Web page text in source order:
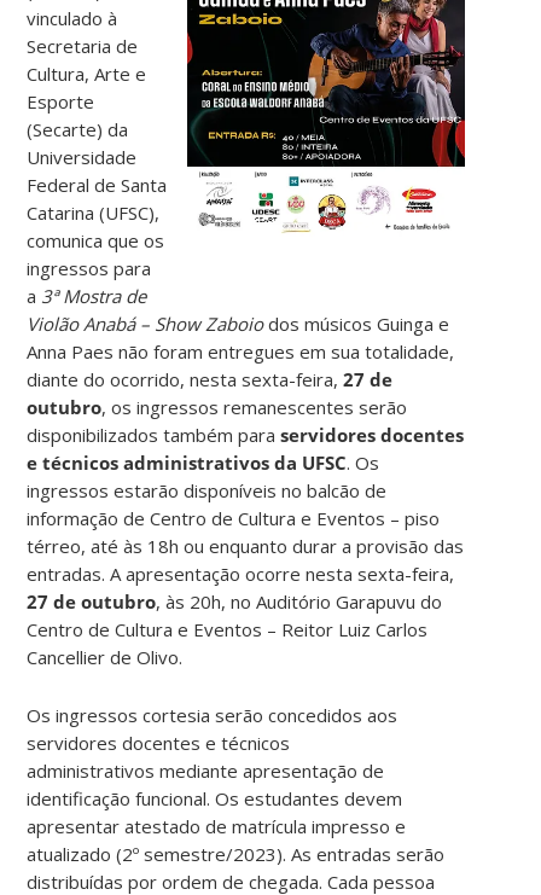
vinculado à
Secretaria de
Cultura, Arte e
Esporte
(Secarte) da
Universidade
Federal de Santa
Catarina (UFSC),
comunica que os
ingressos para
a 3ª Mostra de
Violão Anabá – Show Zaboiodos músicos Guinga e
Anna Paes não foram entregues em sua totalidade,
diante do ocorrido, nesta sexta-feira,27 de
outubro, os ingressos remanescentes serão
disponibilizados também paraservidores docentes
e técnicos administrativos da UFSC. Os
ingressos estarão disponíveis no balcão de
informação de Centro de Cultura e Eventos – piso
térreo, até às 18h ou enquanto durar a provisão das
entradas. A apresentação ocorre nesta sexta-feira,
27 de outubro, às 20h, no Auditório Garapuvu do
Centro de Cultura e Eventos – Reitor Luiz Carlos
Cancellier de Olivo.
Os ingressos cortesia serão concedidos aos
servidores docentes e técnicos
administrativos mediante apresentação de
identificação funcional. Os estudantes devem
apresentar atestado de matrícula impresso e
atualizado (2º semestre/2023). As entradas serão
distribuídas por ordem de chegada. Cada pessoa